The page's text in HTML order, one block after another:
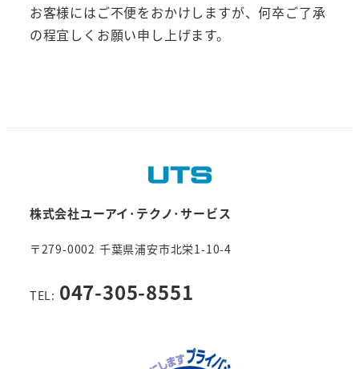
お客様にはご不便をおかけしますが、何卒ご了承
の程宜しくお願い申し上げます。
株式会社ユーアイ･テクノ･サービス
〒279-0002 千葉県浦安市北栄1-10-4
TEL: 047-305-8551